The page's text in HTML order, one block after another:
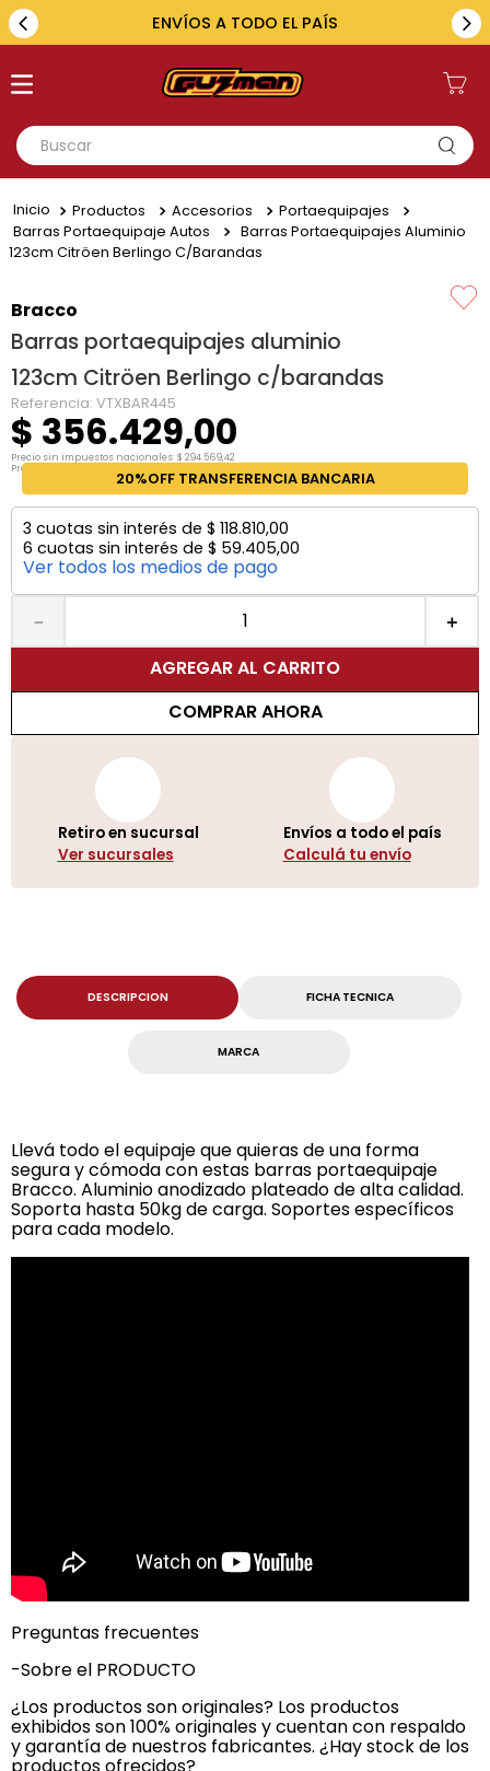
ENVÍOS A TODO EL PAÍS
Buscar
1.
toyota
3.
amarok
4.
fiat
5. hilux
Productos Accesorios
Portaequipajes
Barras Portaequipaje Autos
Barras Portaequipajes Aluminio
123cm Citröen Berlingo C/barandas
Bracco
Barras portaequipajes aluminio
123cm Citröen Berlingo c/barandas
Referencia: VTXBAR445
$ 356.429,00
Precio sin impuestos nacionales:$ 294.569,42
Precio por unidad:
20%OFF TRANSFERENCIA BANCARIA
3 cuotas sin interés de $ 118.810,00
6 cuotas sin interés de $ 59.405,00
Ver todos los medios de pago
＋
－
AGREGAR AL CARRITO
COMPRAR AHORA
Retiro en sucursal
Ver sucursales
Envíos a todo el país
Calculá tu envío
DESCRIPCION FICHA TECNICA
MARCA
Llevá todo el equipaje que quieras de una forma
segura y cómoda con estas barras portaequipaje
Bracco. Aluminio anodizado plateado de alta calidad.
Soporta hasta 50kg de carga. Soportes específicos
para cada modelo.
Preguntas frecuentes
-Sobre el PRODUCTO
¿Los productos son originales? Los productos
exhibidos son 100% originales y cuentan con respaldo
y garantía de nuestros fabricantes. ¿Hay stock de los
productos ofrecidos?